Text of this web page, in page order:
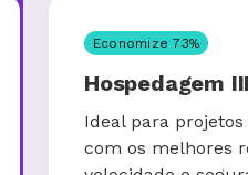
Economize73%
Hospedagem III
Ideal para
com os melhores